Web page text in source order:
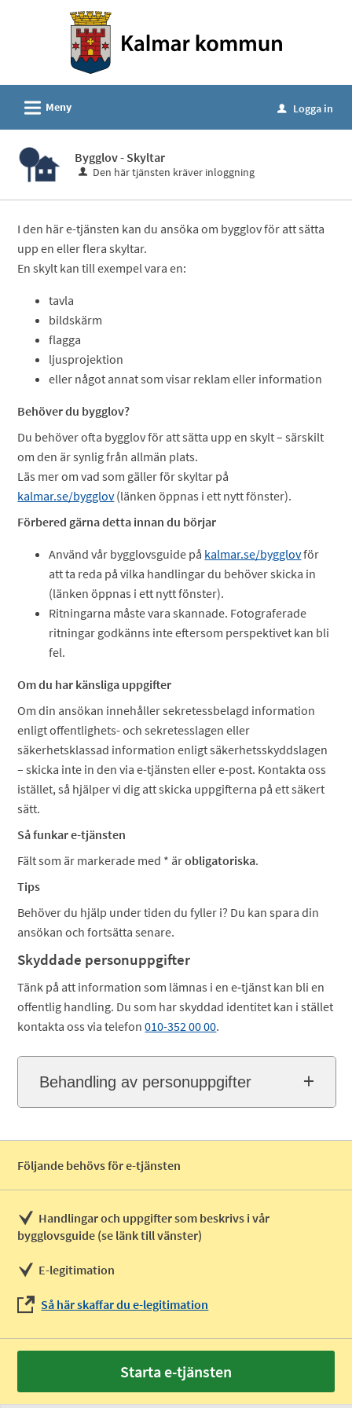
Välkommen
Kalmar
kommun
L Meny u Logga in
Bygglov - Skyltar
Den här tjänsten kräver inloggning
I den här e-tjänsten kan du ansöka om bygglov för att sätta
upp en eller flera skyltar.
En skylt kan till exempel vara en:
tavla
bildskärm
flagga
ljusprojektion
eller något annat som visar reklam eller information
Behöver du bygglov?
Du behöver ofta bygglov för att sätta upp en skylt – särskilt
om den är synlig från allmän plats.
Läs mer om vad som gäller för skyltar på
kalmar.se/bygglov(länken öppnas i ett nytt fönster).
Förbered gärna detta innan du börjar
Använd vår bygglovsguide på kalmar.se/bygglovför
att ta reda på vilka handlingar du behöver skicka in
(länken öppnas i ett nytt fönster).
Ritningarna måste vara skannade. Fotograferade
ritningar godkänns inte eftersom perspektivet kan bli
fel.
Om du har känsliga uppgifter
Om din ansökan innehåller sekretessbelagd information
enligt offentlighets- och sekretesslagen eller
säkerhetsklassad information enligt säkerhetsskyddslagen
– skicka inte in den via e-tjänsten eller e-post. Kontakta oss
istället, så hjälper vi dig att skicka uppgifterna på ett säkert
sätt.
Så funkar e-tjänsten
Fält som är markerade med * ärobligatoriska.
Tips
Behöver du hjälp under tiden du fyller i? Du kan spara din
ansökan och fortsätta senare.
Skyddade personuppgifter
Tänk på att information som lämnas i en e‑tjänst kan bli en
offentlig handling. Du som har skyddad identitet kan i stället
kontakta oss via telefon010-352 00 00.
Behandling av personuppgifter
Följande behövs för e-tjänsten
Handlingar och uppgifter som beskrivs i vår
bygglovsguide (se länk till vänster)
E-legitimation
Så här skaffar du e-legitimation
Starta e-tjänsten